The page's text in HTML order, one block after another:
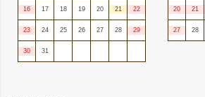
16 17 18 19 20 21 22
23 24 25 26 27 28 29
30 31
20 21
27 28